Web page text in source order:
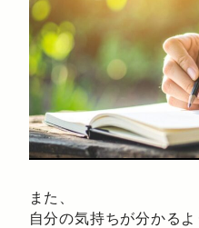
また、
自分の気持ちが分かる